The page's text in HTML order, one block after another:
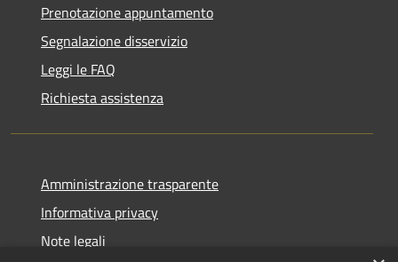
Prenotazione appuntamento
Segnalazione disservizio
Leggi le FAQ
Richiesta assistenza
Amministrazione trasparente
Informativa privacy
Note legali